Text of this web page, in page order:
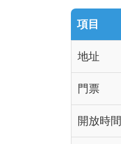
項目
地址
門票
開放時間